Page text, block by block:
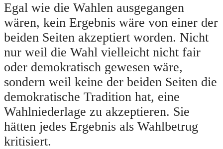
Egal wie die Wahlen ausgegangen
wären, kein Ergebnis wäre von einer der
beiden Seiten akzeptiert worden. Nicht
nur weil die Wahl vielleicht nicht fair
oder demokratisch gewesen wäre,
sondern weil keine der beiden Seiten die
demokratische Tradition hat, eine
Wahlniederlage zu akzeptieren. Sie
hätten jedes Ergebnis als Wahlbetrug
kritisiert.